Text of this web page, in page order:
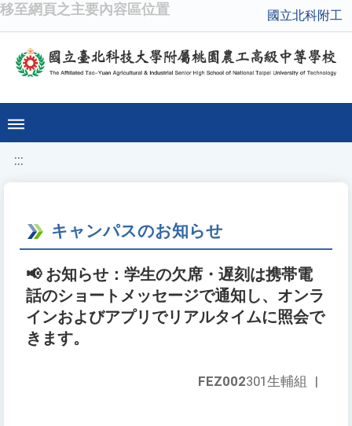
移至網頁之主要內容區位置 國立北科附工
:::
キャンパスのお知らせ
📢 お知らせ：学生の欠席・遅刻は携帯電
話のショートメッセージで通知し、オンラ
インおよびアプリでリアルタイムに照会で
きます。
FEZ002301生輔組 |